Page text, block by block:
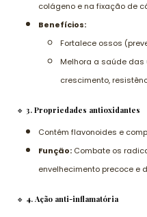
colágeno e na fixação de
Benefícios:
Fortalece ossos
Melhora a saúde das
crescimento,
🔹 3. Propriedades antioxidantes
Contém flavonoides e
Função: Combate os
envelhecimento precoce e
🔹 4. Ação anti-inflamatória